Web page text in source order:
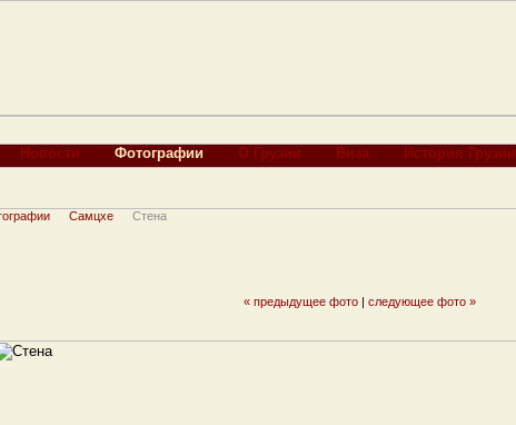
Новости Фотографии О Грузии Виза История Грузии
Самцхе Стена
« предыдущее фото | следующее фото »